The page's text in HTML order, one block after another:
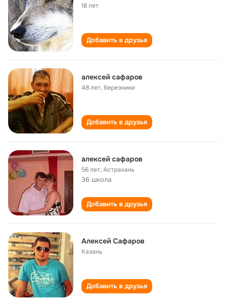
18 лет
Добавить в друзья
алексей сафаров
48 лет,березники
Добавить в друзья
алексей сафаров
56 лет,Астрахань
36 школа
Добавить в друзья
Алексей Сафаров
Казань
Добавить в друзья